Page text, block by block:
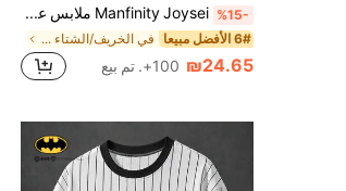
%15- Manfinity Joysei ملابس علوية بدون أكمام رجالي كاجوال بطبعة الليمون من White Label، مناسب للارتداء في الصيف والعطلات
6# الأفضل مبيعا في الخريف/الشتاء قمصان رجالية
₪24.65 100+. تم بيع